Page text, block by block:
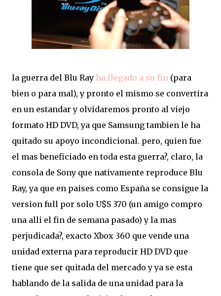
la guerra del Blu Ray ha llegado a su fin (para
bien o para mal), y pronto el mismo se convertira
en un estandar y olvidaremos pronto al viejo
formato HD DVD, ya que Samsung tambien le ha
quitado su apoyo incondicional. pero, quien fue
el mas beneficiado en toda esta guerra?, claro, la
consola de Sony que nativamente reproduce Blu
Ray, ya que en paises como España se consigue la
version full por solo U$S 370 (un amigo compro
una alli el fin de semana pasado) y la mas
perjudicada?, exacto Xbox 360 que vende una
unidad externa para reproducir HD DVD que
tiene que ser quitada del mercado y ya se esta
hablando de la salida de una unidad para la